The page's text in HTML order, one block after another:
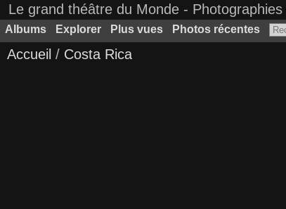
Le grand théâtre du Monde - Photographies
Albums Explorer Plus vues Photos récentes
Accueil / Costa Rica